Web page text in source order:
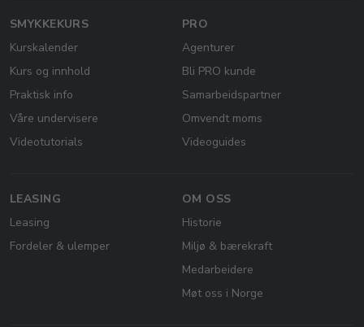
SMYKKEKURS
Kurskalender
Kurs og innhold
Praktisk info
Våre undervisere
Videotutorials
PRO
Agenturer
Bli PRO kunde
Samarbeidspartner
Omvendt moms
Videoguides
LEASING
Leasing
Fordeler & ulemper
OM OSS
Historie
Miljø & bærekraft
Medarbeidere
Møt oss i Norge